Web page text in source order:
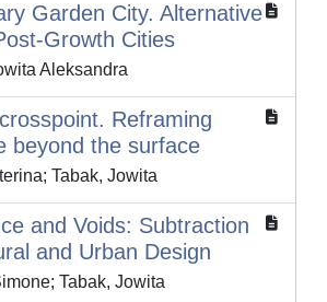
Garden City. Alternative
Growth Cities
Aleksandra
Reframing
beyond the surface
Tabak, Jowita
and Voids: Subtraction
and Urban Design
Tabak, Jowita